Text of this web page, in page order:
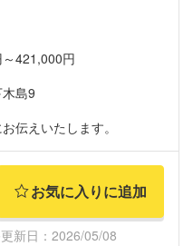
421,000円
島9
伝えいたします。
お気に入りに追加
新日：2026/05/08